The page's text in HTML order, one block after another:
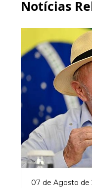
Notícias
07 de Agosto de